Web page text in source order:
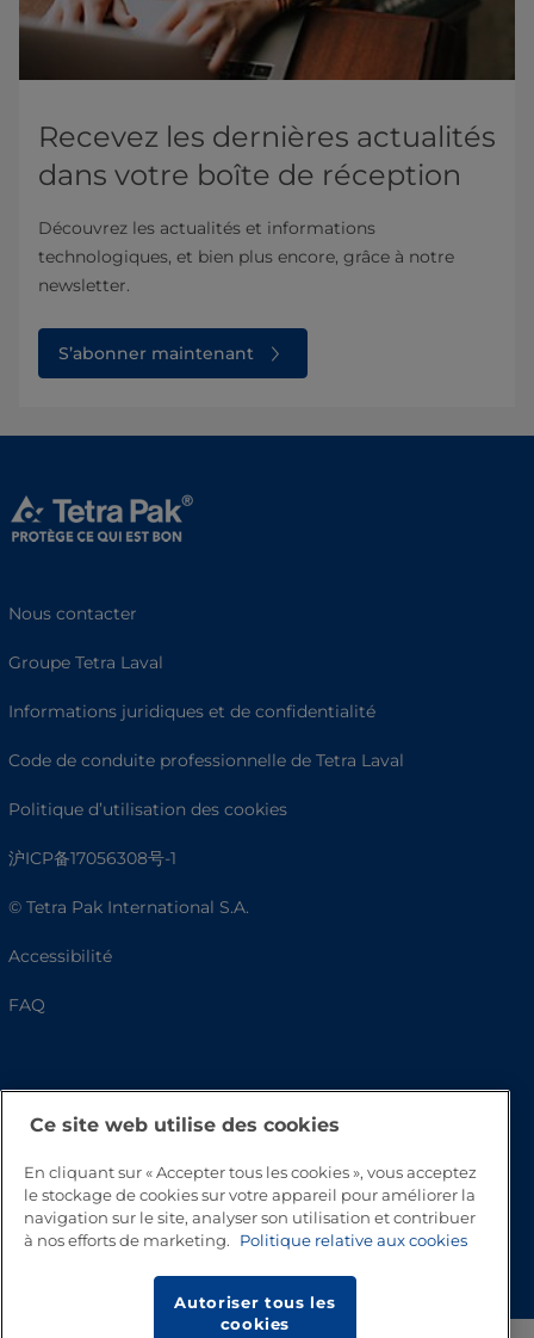
Recevez les dernières actualités
dans votre boîte de réception
Découvrez les actualités et informations
technologiques, et bien plus encore, grâce à notre
newsletter.
S’abonner maintenant
Nous contacter
Groupe Tetra Laval
Informations juridiques et de confidentialité
Code de conduite professionnelle de Tetra Laval
Politique d’utilisation des cookies
沪ICP备17056308号-1
© Tetra Pak International S.A.
Accessibilité
FAQ
Haut de page
Ce site web utilise des cookies
En cliquant sur « Accepter tous les cookies », vous acceptez
le stockage de cookies sur votre appareil pour améliorer la
navigation sur le site, analyser son utilisation et contribuer
à nos efforts de marketing.
Politique relative aux cookies
Autoriser tous les
cookies